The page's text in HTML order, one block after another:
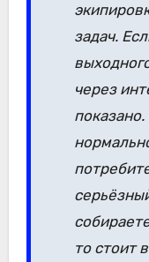
задач.
через
то стоит